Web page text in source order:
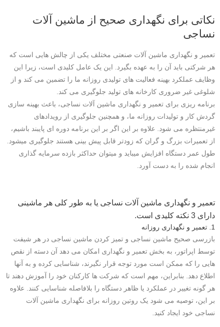
نکاتی برای نگهداری صحیح از ماشین آلات
نساجی
تعمیر و نگهداری ماشین آلات صنعتی مختلف یکی از چالش هایی است که
هر شرکتی باید آن را به عهده بگیرد. این یک عامل کلیدی است، زیرا این
وظایف عملکرد بهینه فعالیت های تولیدی روزانه ما را تضمین می کند و از
شلوغی غیر ضروری کارخانه های تولید جلوگیری می کند.
برنامه ریزی برای تعمیر و نگهداری ماشین آلات نساجی، باعث بهینه سازی
گردش کار و تولیدات روزانه ما، و همچنین جلوگیری از رویدادهای
غیرمنتظره می شود. علاوه بر این اگر بر این برنامه دوره ای پایبند باشیم،
از تعمیرات بزرگ و گران که زودتر قابل پیش بینی هستند جلوگیری میشود.
طول عمر دستگاه افزایش میباید و میتوان حداکثر بازده سرمایه گذاری
انجام شده را به دست آورد.
تعمیر و نگهداری ماشین آلات نساجی یا به طور کلی هر ماشینی
دارای 3 نکته کلیدی است.
1. تعمیر و نگهداری روزانه
بازرسی صحیح ماشین نساجی و تمیز کردن ماشین نساجی در هر شیفت
توسط اپراتور، به بخش تعمیر و نگهداری امکان می دهد آن دسته از نقص
هایی را که ممکن است مورد توجه قرار نگیرند، شناسایی کرده و به آنها
اطلاع دهد. بنابراین، مهم است که شرکت ها کارکنان خود را آموزش دهند تا
هر گونه تغییر در عملکرد یا ظاهر دستگاه را بلافاصله شناسایی کنند. علاوه
بر این، توصیه می شود یک روتین روزانه برای نگهداری ماشین آلات
نساجی خود ایجاد کنید.